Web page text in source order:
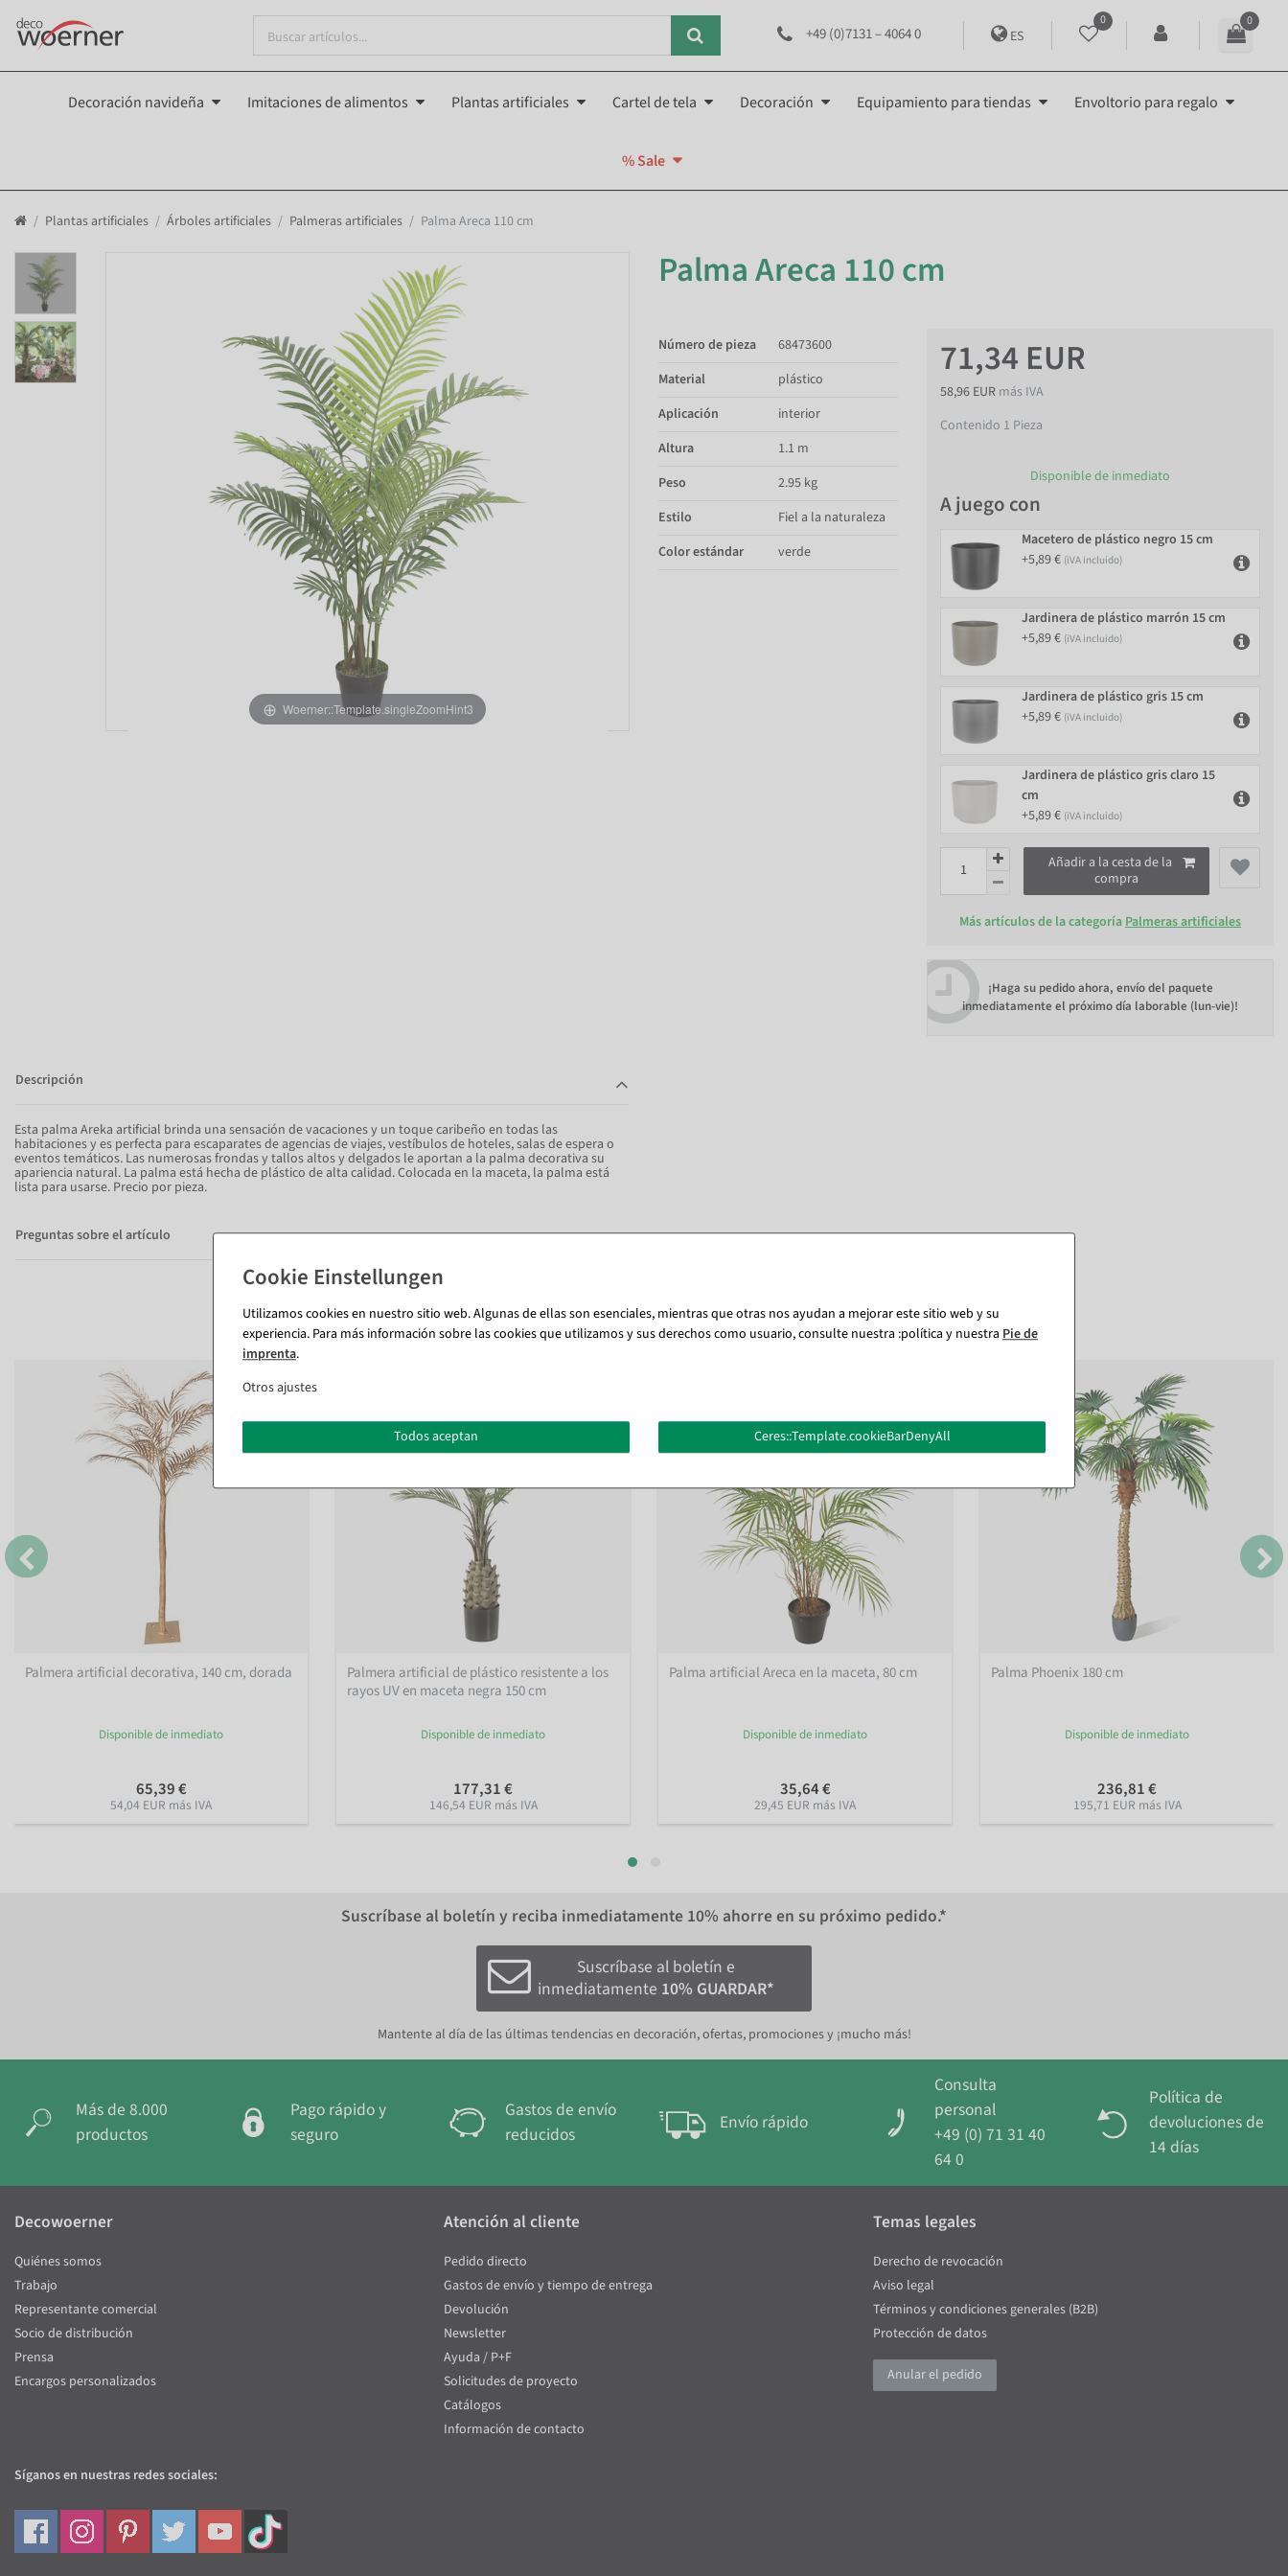
+49 (0)7131 – 4064 0 ES
0 0
Decoración navideña Imitaciones de alimentos Plantas artificiales Cartel de tela Decoración Equipamiento para tiendas Envoltorio para regalo
% Sale
Plantas artificiales Árboles artificiales Palmeras artificiales Palma Areca 110 cm
Woerner::Template.singleZoomHint3
Palma Areca 110 cm
71,34 EUR
58,96 EUR más IVA
Contenido 1 Pieza
Disponible de inmediato
A juego con
Macetero de plástico negro 15 cm
+5,89 € (iVA incluido)
Jardinera de plástico marrón 15 cm
+5,89 € (iVA incluido)
Jardinera de plástico gris 15 cm
+5,89 € (iVA incluido)
Jardinera de plástico gris claro 15
cm
+5,89 € (iVA incluido)
Añadir a la cesta de la
compra
Más artículos de la categoría Palmeras artificiales
¡Haga su pedido ahora, envío del paquete
inmediatamente el próximo día laborable (lun-vie)!
Número de pieza
68473600
Material
plástico
Aplicación
interior
Altura
1.1 m
Peso
2.95 kg
Estilo
Fiel a la naturaleza
Color estándar
verde
Descripción
Esta palma Areka artificial brinda una sensación de vacaciones y un toque caribeño en todas las
habitaciones y es perfecta para escaparates de agencias de viajes, vestíbulos de hoteles, salas de espera o
eventos temáticos. Las numerosas frondas y tallos altos y delgados le aportan a la palma decorativa su
apariencia natural. La palma está hecha de plástico de alta calidad. Colocada en la maceta, la palma está
lista para usarse. Precio por pieza.
Preguntas sobre el artículo
También te puede gustar (8)
Palmera artificial decorativa, 140 cm, dorada
Disponible de inmediato
65,39 €
54,04 EUR más IVA
Palmera artificial de plástico resistente a los
rayos UV en maceta negra 150 cm
Disponible de inmediato
177,31 €
146,54 EUR más IVA
Palma artificial Areca en la maceta, 80 cm
Disponible de inmediato
35,64 €
29,45 EUR más IVA
Palma Phoenix 180 cm
Disponible de inmediato
236,81 €
195,71 EUR más IVA
Suscríbase al boletín y reciba inmediatamente 10% ahorre en su próximo pedido.*
Suscríbase al boletín e
inmediatamente 10% GUARDAR*
Mantente al día de las últimas tendencias en decoración, ofertas, promociones y ¡mucho más!
Más de 8.000
productos
Pago rápido y
seguro
Gastos de envío
reducidos
Envío rápido
Consulta
personal
+49 (0) 71 31 40
64 0
Política de
devoluciones de
14 días
Utilizamos cookies en nuestro sitio web. Algunas de ellas son esenciales, mientras que otras nos ayudan a mejorar este sitio web y su
experiencia. Para más información sobre las cookies que utilizamos y sus derechos como usuario, consulte nuestra :política y nuestra Pie de
imprenta.
Otros ajustes
Todos aceptan Ceres::Template.cookieBarDenyAll
Decowoerner
Quiénes somos
Trabajo
Representante comercial
Socio de distribución
Prensa
Encargos personalizados
Atención al cliente
Pedido directo
Gastos de envío y tiempo de entrega
Devolución
Newsletter
Ayuda / P+F
Solicitudes de proyecto
Catálogos
Información de contacto
Temas legales
Derecho de revocación
Aviso legal
Términos y condiciones generales (B2B)
Protección de datos
Anular el pedido
Síganos en nuestras redes sociales: